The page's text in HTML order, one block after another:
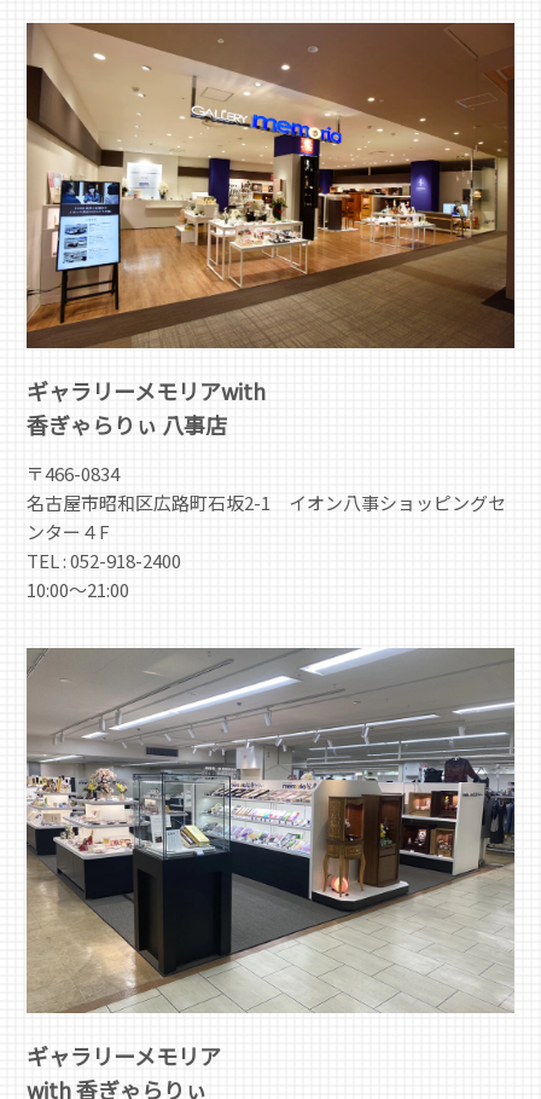
ギャラリーメモリアwith
香ぎゃらりぃ 八事店
〒466-0834
名古屋市昭和区広路町石坂2-1 イオン八事ショッピングセ
ンター４F
TEL : 052-918-2400
10:00～21:00
ギャラリーメモリア
with 香ぎゃらりぃ